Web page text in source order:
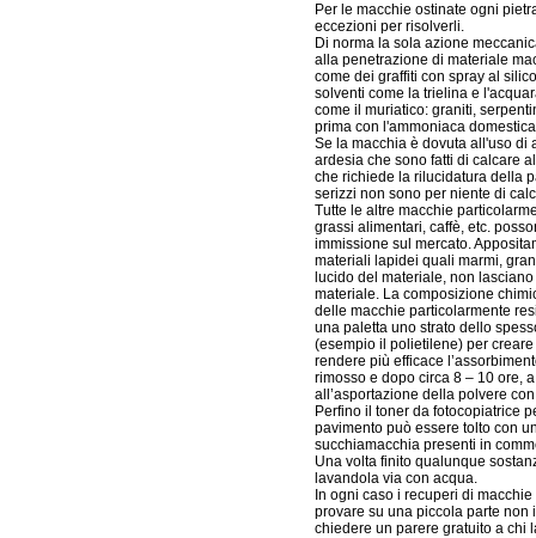
Per le macchie ostinate ogni
eccezioni per risolverli.
Di norma la sola azione
alla penetrazione di materiale
come dei graffiti con spray al
solventi come la trielina e
come il muriatico: graniti,
prima con l'ammoniaca
Se la macchia è dovuta all'uso di
ardesia che sono fatti di calcare
che richiede la rilucidatura della
serizzi non sono per niente di
Tutte le altre macchie
grassi alimentari, caffè, etc.
immissione sul mercato.
materiali lapidei quali marmi,
lucido del materiale, non
materiale. La composizione
delle macchie particolarmente
una paletta uno strato dello
(esempio il polietilene) per
rendere più efficace
rimosso e dopo circa 8 – 10 ore,
all’asportazione della polvere
Perfino il toner da fotocopiatrice
pavimento può essere tolto con
succhiamacchia presenti in
Una volta finito qualunque
lavandola via con acqua.
In ogni caso i recuperi di
provare su una piccola parte
chiedere un parere gratuito a chi